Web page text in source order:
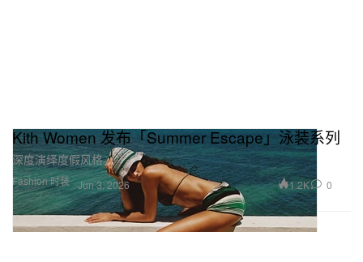
Fashion 时装
Kith Women 发布「Summer Escape」泳装系列
深度演绎度假风格。
Jun 3, 2026 1.2K 0